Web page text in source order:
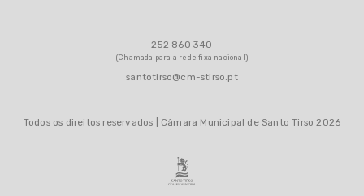
252 860 340
(Chamada para a rede fixa nacional)
santotirso@cm-stirso.pt
Todos os direitos reservados | Câmara Municipal de Santo Tirso 2026